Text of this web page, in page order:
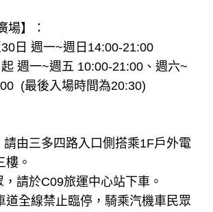
場】：
日 週一~週日14:00-21:00
週一~週五 10:00-21:00、週六~
(最後入場時間為20:30)
請由三多四路入口側搭乘1F戶外電
樓。
請於C09旅運中心站下車。
道全線禁止臨停，騎乘汽機車民眾